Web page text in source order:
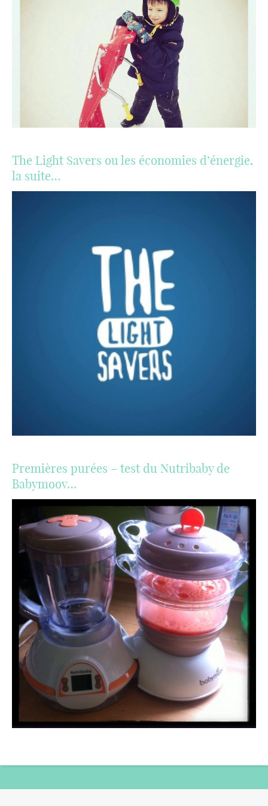
The Light Savers ou les économies d’énergie,
la suite…
Premières purées – test du Nutribaby de
Babymoov…